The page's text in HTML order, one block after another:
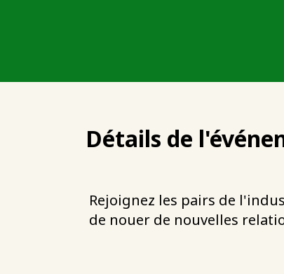
Détails de
Rejoignez les pairs de
de nouer de nouvelles